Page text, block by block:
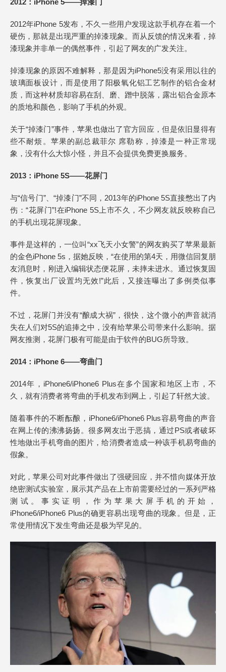
2012年iPhone 5发布，不久一些用户发现这款手机存在着一个
硬伤，那就是出现严重的掉漆现象。而从反馈的情况来看，掉
漆现象并非单一的偶然事件，引起了网友的广发关注。
掉漆现象的原因不难解释，那是因为iPhone5没有采用以往的
玻璃面板设计，而是使用了阳极氧化铝工艺制作的铝合金材
质，而这种材质却容易在刮、磨、蹭中脱落，露出铝合金原本
的质地和颜色，影响了手机的外观。
关于“掉漆门”事件，苹果也做出了官方回应，但是依旧显得有
些不耐烦。苹果的副总裁菲尔 席勒称，掉漆是一种正常现
象，没有什么大惊小怪，并且不会提供免费更换服务。
2013：iPhone 5S——花屏门
与“信号门”、“掉漆门”不同，2013年的iPhone 5S直接憋出了内
伤：“花屏门”!在iPhone 5S上市不久，不少网友就反映称自己
的手机出现花屏现象。
事件是这样的，一位叫“xx飞天小女警”的网友购买了苹果最新
的金色iPhone 5s，据她反映，“在使用的第4天，用微信回复朋
友消息时，刚进入编辑状态便花屏，未摔未进水。通过恢复固
件，恢复出厂设置均无效!”此后，又接连曝出了多例类似事
件。
不过，花屏门并没有“酿成大祸”，很快，这个微小的声音就消
失在人们对5S的追捧之中，没有给苹果公司带来什么影响。据
网友推测，花屏门极有可能是由于软件的BUG所导致。
2014：iPhone 6——弯曲门
2014年，iPhone6/iPhone6 Plus在多个国家和地区上市，不
久，就有消费者将弯曲的手机发布到网上，引起了轩然大波。
随着事件的不断酝酿，iPhone6/iPhone6 Plus容易弯曲的声音
在网上传的沸沸扬扬。很多网友出于恶搞，通过PS或者破坏
性地做出手机弯曲的图片，给消费者造成一种该手机易弯曲的
假象。
对此，苹果公司对此事件做出了强硬回应，并不惜向媒体开放
绝密测试实验室，展示其产品在上市前需要经过的一系列严格
测试。事实证明，作为苹果大屏手机的开始，
iPhone6/iPhone6 Plus的确更容易出现弯曲的现象。但是，正
常使用情况下发生弯曲还是极为罕见的。